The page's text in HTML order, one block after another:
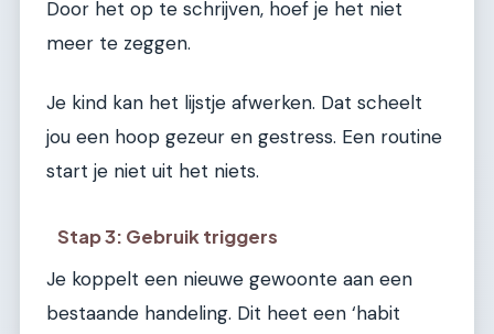
Door het op te schrijven, hoef je het niet
meer te zeggen.
Je kind kan het lijstje afwerken. Dat scheelt
jou een hoop gezeur en gestress. Een routine
start je niet uit het niets.
Stap 3: Gebruik triggers
Je koppelt een nieuwe gewoonte aan een
bestaande handeling. Dit heet een ‘habit